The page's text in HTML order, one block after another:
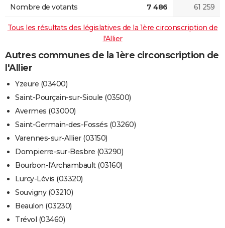
Nombre de votants 7 486 61 259
Tous les résultats des législatives de la 1ère circonscription de
l'Allier
Autres communes de la 1ère circonscription de
l'Allier
Yzeure (03400)
Saint-Pourçain-sur-Sioule (03500)
Avermes (03000)
Saint-Germain-des-Fossés (03260)
Varennes-sur-Allier (03150)
Dompierre-sur-Besbre (03290)
Bourbon-l'Archambault (03160)
Lurcy-Lévis (03320)
Souvigny (03210)
Beaulon (03230)
Trévol (03460)